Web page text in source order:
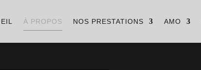
À PROPOS NOS PRESTATIONS AMO